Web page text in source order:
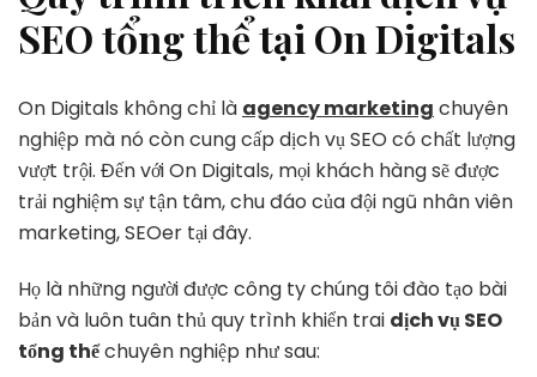
SEO tổng thể tại On Digitals
On Digitals không chỉ là agency marketing chuyên
nghiệp mà nó còn cung cấp dịch vụ SEO có chất lượng
vượt trội. Đến với On Digitals, mọi khách hàng sẽ được
trải nghiệm sự tận tâm, chu đáo của đội ngũ nhân viên
marketing, SEOer tại đây.
Họ là những người được công ty chúng tôi đào tạo bài
bản và luôn tuân thủ quy trình khiển trai dịch vụ SEO
tổng thểchuyên nghiệp như sau: